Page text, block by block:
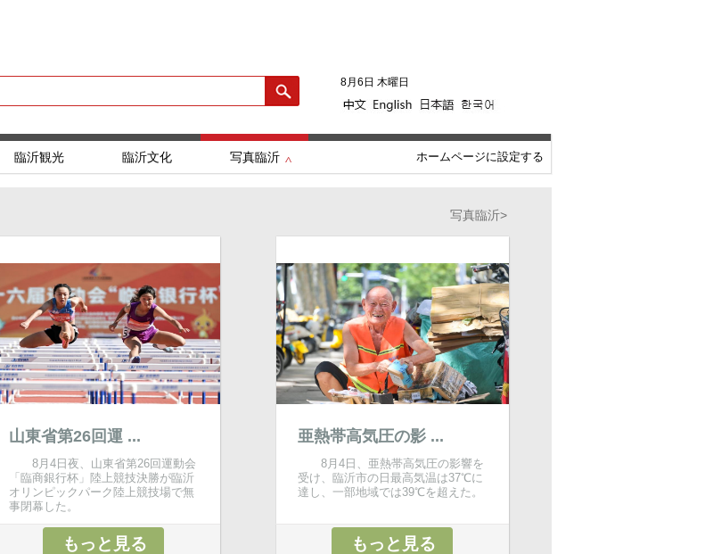
8月6日 木曜日
臨沂観光 臨沂文化 写真臨沂 ホームページに設定する
写真臨沂>
山東省第26回運 ...
8月4日夜、山東省第26回運動会
「臨商銀行杯」陸上競技決勝が臨沂
オリンピックパーク陸上競技場で無
事閉幕した。
もっと見る
亜熱帯高気圧の影 ...
8月4日、亜熱帯高気圧の影響を
受け、臨沂市の日最高気温は37℃に
達し、一部地域では39℃を超えた。
もっと見る